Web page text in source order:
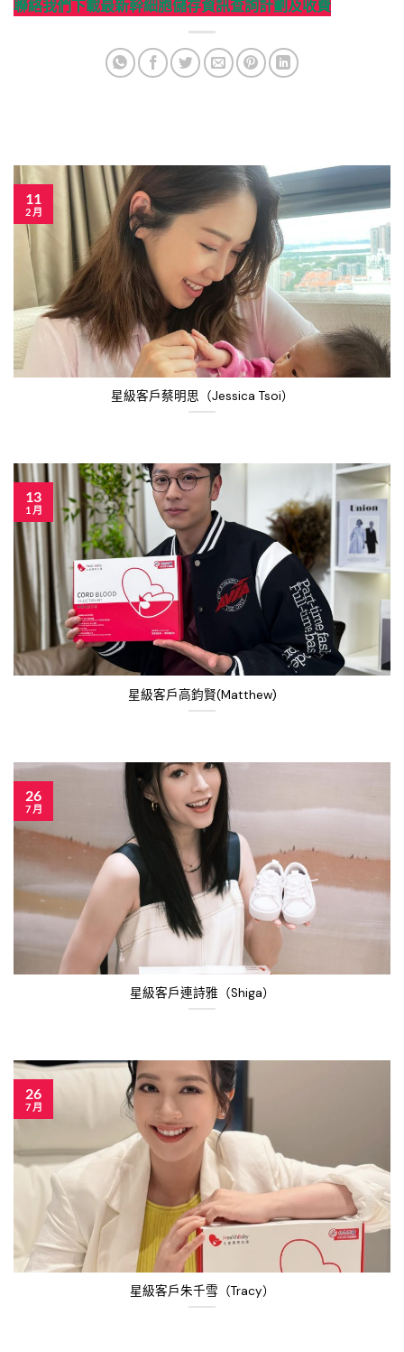
聯絡我們下載最新幹細胞儲存資訊查詢計劃及收費
星級客戶蔡明思（Jessica Tsoi）
11
2 月
星級客戶高鈞賢(Matthew)
13
1 月
星級客戶連詩雅（Shiga）
26
7 月
星級客戶朱千雪（Tracy）
26
7 月